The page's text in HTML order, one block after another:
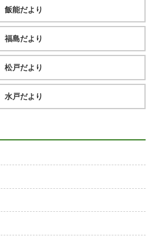
飯能だより
福島だより
松戸だより
水戸だより